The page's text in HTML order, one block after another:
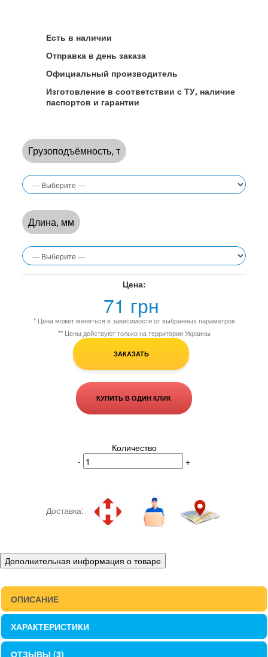
Есть в наличии
Отправка в день заказа
Официальный производитель
Изготовление в соответствии с ТУ, наличие
паспортов и гарантии
Грузоподъёмность, т
Длина, мм
Цена:
71 грн
* Цена может меняться в зависимости от выбранных параметров
** Цены действуют только на территории Украины
ЗАКАЗАТЬ
КУПИТЬ В ОДИН КЛИК
Количество
-
+
Доставка:
Дополнительная информация о товаре
ОПИСАНИЕ
ХАРАКТЕРИСТИКИ
ОТЗЫВЫ (3)